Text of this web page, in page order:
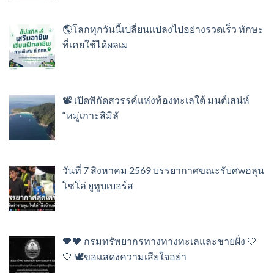
🌎โลกทุกวันนี้เปลี่ยนแปลงไปอย่างรวดเร็ว ทักษะ
ที่เคยใช้ได้ผลเม
📽️ เปิดพิกัดสวรรค์แห่งท้องทะเลใต้ มนต์เสน่ห์
“หมู่เกาะสิมิลั
วันที่ 7 สิงหาคม 2569 บรรยากาศขณะรับศwฮลุน
โซโล่ ยูทูบเบอร์ส
🖤🖤 กรมทรัพยากรทางทางทะเลและชายฝั่ง 🤍
🤍 🕊️ขอแสดงความเสียใจอย่า